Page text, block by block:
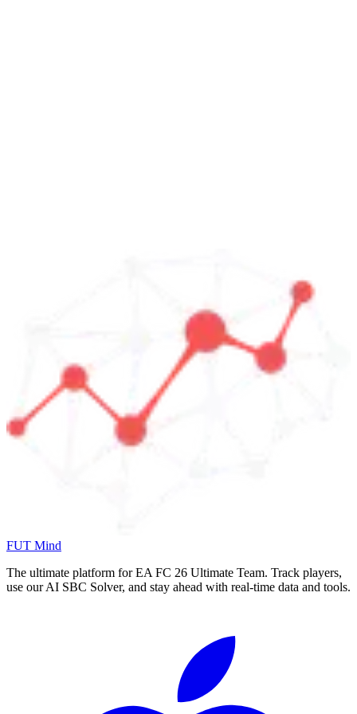
FUT Mind
The ultimate platform for EA FC 26 Ultimate Team. Track players,
use our AI SBC Solver, and stay ahead with real-time data and tools.